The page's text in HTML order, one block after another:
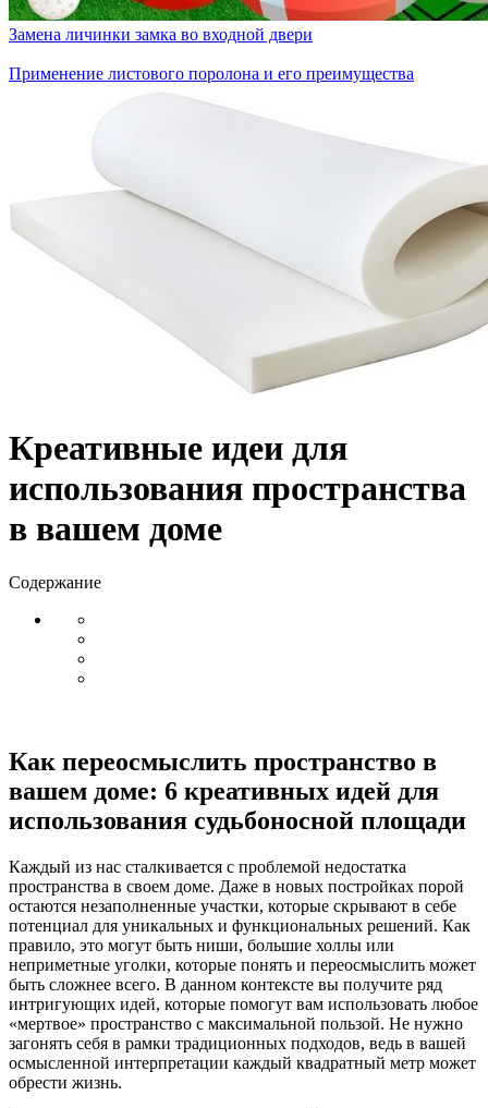
Замена личинки замка во входной двери
Применение листового поролона и его преимущества
Креативные идеи для
использования пространства
в вашем доме
Содержание
Как переосмыслить пространство в
вашем доме: 6 креативных идей для
использования судьбоносной площади
Каждый из нас сталкивается с проблемой недостатка
пространства в своем доме. Даже в новых постройках порой
остаются незаполненные участки, которые скрывают в себе
потенциал для уникальных и функциональных решений. Как
правило, это могут быть ниши, большие холлы или
неприметные уголки, которые понять и переосмыслить может
быть сложнее всего. В данном контексте вы получите ряд
интригующих идей, которые помогут вам использовать любое
«мертвое» пространство с максимальной пользой. Не нужно
загонять себя в рамки традиционных подходов, ведь в вашей
осмысленной интерпретации каждый квадратный метр может
обрести жизнь.